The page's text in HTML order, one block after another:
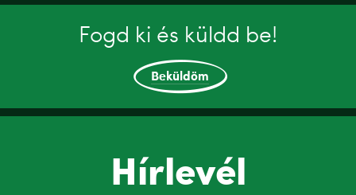
Fogd ki és küldd be!
Beküldöm
Hírlevél